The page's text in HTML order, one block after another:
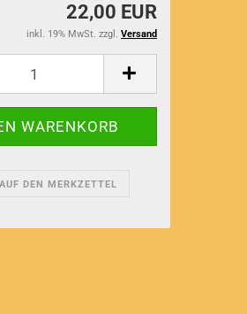
22,00 EUR
inkl. 19% MwSt. zzgl. Versand
AUF DEN MERKZETTEL